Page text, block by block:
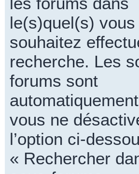
le(s)quel(s) vous
souhaitez
recherche. Les
forums sont
vous ne
l’option ci-
« Rechercher